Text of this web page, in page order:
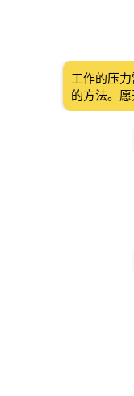
工作的压
的方法。